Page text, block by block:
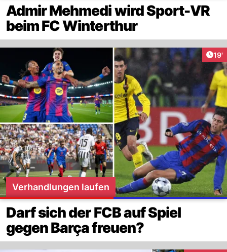
Admir Mehmedi wird Sport-VR
beim FC Winterthur
19'
Verhandlungen laufen
Darf sich der FCB auf Spiel
gegen Barça freuen?